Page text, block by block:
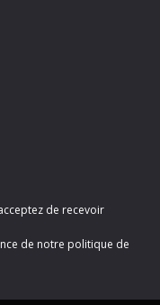
de recevoir
de notre politique de